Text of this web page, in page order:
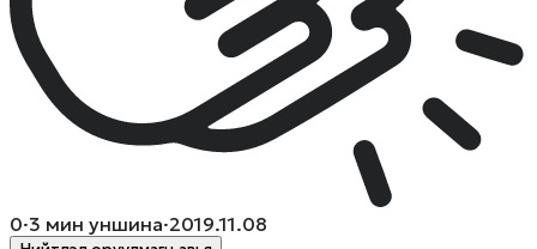
0·3 мин уншина·2019.11.08